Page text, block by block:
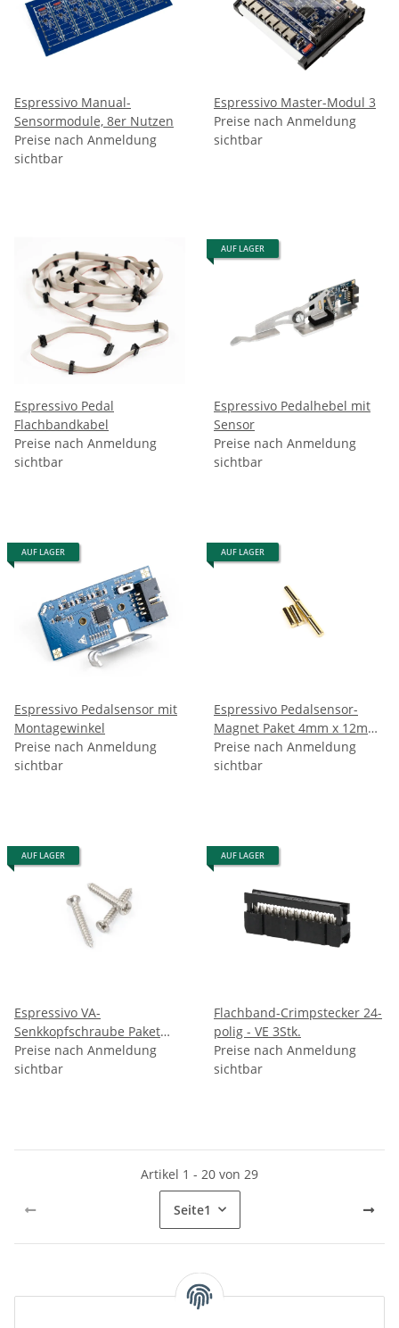
Espressivo Manual-
Sensormodule, 8er Nutzen
Preise nach Anmeldung
sichtbar
Espressivo Master-Modul 3
Preise nach Anmeldung
sichtbar
Espressivo Pedal
Flachbandkabel
Preise nach Anmeldung
sichtbar
AUF LAGER
Espressivo Pedalhebel mit
Sensor
Preise nach Anmeldung
sichtbar
AUF LAGER
Espressivo Pedalsensor mit
Montagewinkel
Preise nach Anmeldung
sichtbar
AUF LAGER
Espressivo Pedalsensor-
Magnet Paket 4mm x 12mm
- VE 35Stk.
Preise nach Anmeldung
sichtbar
AUF LAGER
Espressivo VA-
Senkkopfschraube Paket
1,4x10mm - VE 100 Stk.
Preise nach Anmeldung
sichtbar
AUF LAGER
Flachband-Crimpstecker 24-
polig - VE 3Stk.
Preise nach Anmeldung
sichtbar
Artikel 1 - 20 von 29
Seite1
Kategorien